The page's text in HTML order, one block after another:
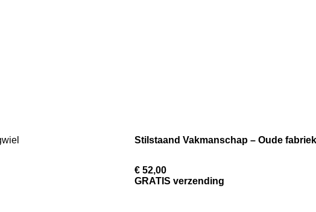
Stilstaand Vakmanschap – Oude
€ 52,00
GRATIS verzending